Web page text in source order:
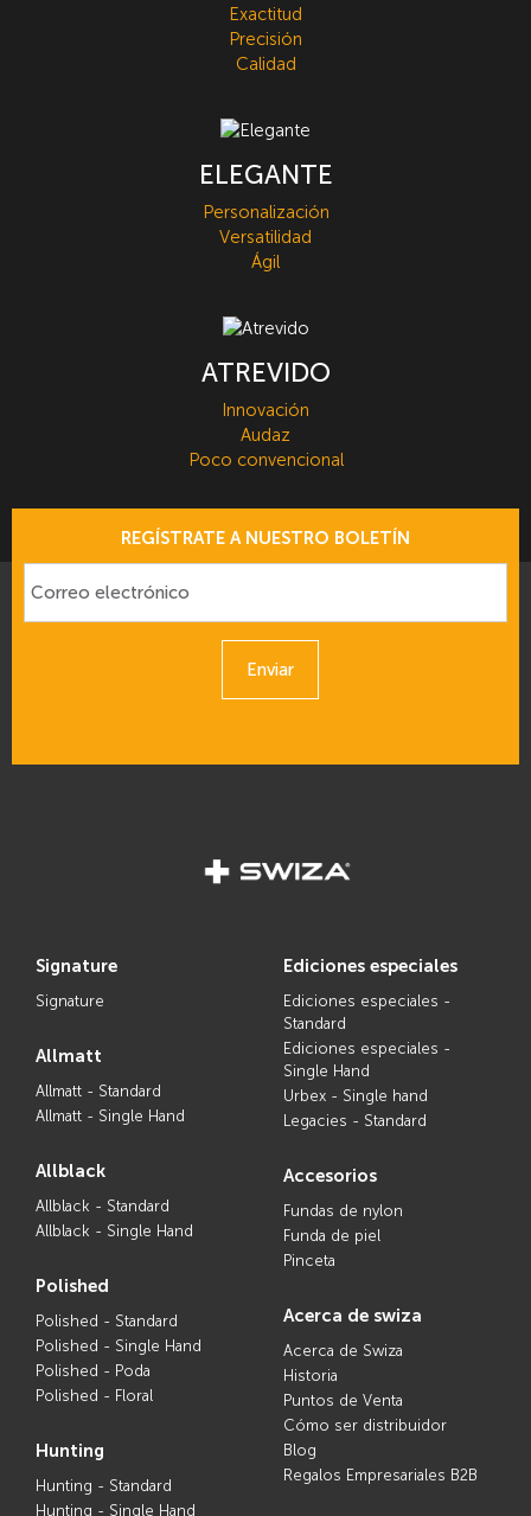
Exactitud
Precisión
Calidad
ELEGANTE
Personalización
Versatilidad
Ágil
ATREVIDO
Innovación
Audaz
Poco convencional
REGÍSTRATE A NUESTRO BOLETÍN
Enviar
signature
Signature
allmatt
Allmatt - Standard
Allmatt - Single Hand
allblack
Allblack - Standard
Allblack - Single Hand
polished
Polished - Standard
Polished - Single Hand
Polished - Poda
Polished - Floral
hunting
Hunting - Standard
Hunting - Single Hand
ediciones especiales
Ediciones especiales -
Standard
Ediciones especiales -
Single Hand
Urbex - Single hand
Legacies - Standard
accesorios
Fundas de nylon
Funda de piel
Pinceta
acerca de swiza
Acerca de Swiza
Historia
Puntos de Venta
Cómo ser distribuidor
Blog
Regalos Empresariales B2B